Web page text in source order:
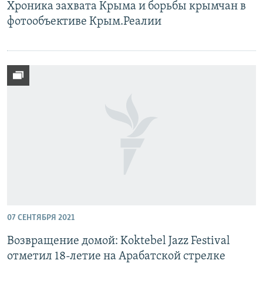
Хроника захвата Крыма и борьбы крымчан в
фотообъективе Крым.Реалии
07 СЕНТЯБРЯ 2021
Возвращение домой: Koktebel Jazz Festival
отметил 18-летие на Арабатской стрелке